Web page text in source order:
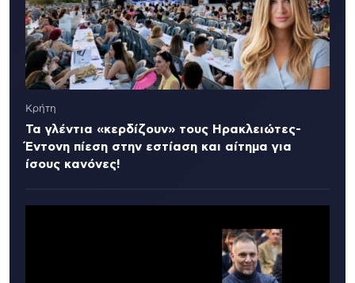
Κρήτη
Τα γλέντια «κερδίζουν» τους Ηρακλειώτες-
Έντονη πίεση στην εστίαση και αίτημα για
ίσους κανόνες!